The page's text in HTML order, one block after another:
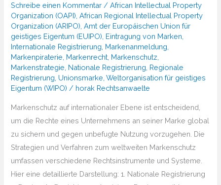
Schreibe einen Kommentar /African Intellectual Property
Organization (OAPI) ,African Regional Intellectual Property
Organization (ARIPO) ,Amt der Europäischen Union für
geistiges Eigentum (EUIPO) Eintragung von Marken
Internationale Registrierung Markenanmeldung
Markenpiraterie Markenrecht Markenschutz
Markenstrategie Nationale Registrierung Regionale
Registrierung Unionsmarke ,Weltorganisation für geistiges
Eigentum (WIPO) / horak Rechtsanwaelte
Markenschutz auf internationaler Ebene ist entscheidend,
um die Rechte eines Unternehmens an seiner Marke global
zu sichern und gegen unbefugte Nutzung vorzugehen. Die
Strategien und Verfahren zum weltweiten Markenschutz
umfassen verschiedene Rechtsinstrumente und Systeme.
Hier eine detaillierte Darstellung: 1. Nationale Registrierung